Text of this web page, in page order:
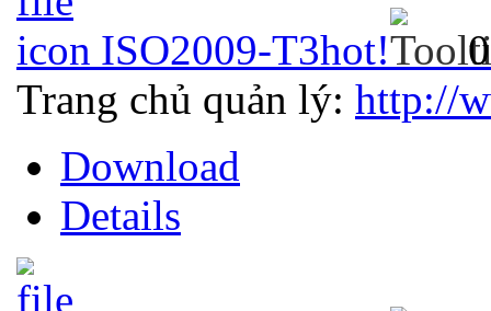
ISO2009-T3hot!
Trang chủ quản lý: http://
Download
Details